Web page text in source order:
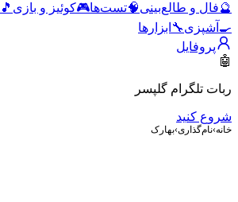
🔮فال و طالع‌بینی🧠تست‌ها🎮کوئیز و بازی 🎵
🍳 آشپزی🔧 ابزارها
پروفایل
🤖
ربات تلگرام گلپسر
شروع کنید
خانه›نام‌گذاری›بهارک